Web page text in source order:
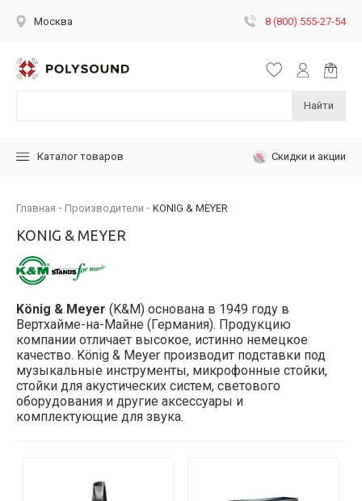
Москва 8 (800) 555-27-54
Найти
Каталог товаров Скидки и акции
Главная Производители KONIG & MEYER
KONIG & MEYER
König & Meyer (K&M) основана в 1949 году в
Вертхайме-на-Майне (Германия). Продукцию
компании отличает высокое, истинно немецкое
качество. König & Meyer производит подставки под
музыкальные инструменты, микрофонные стойки,
стойки для акустических систем, светового
оборудования и другие аксессуары и
комплектующие для звука.